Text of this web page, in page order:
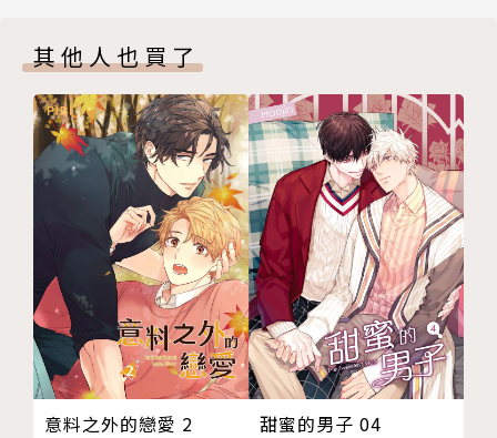
其他人也買了
意料之外的戀愛 2 甜蜜的男子 04